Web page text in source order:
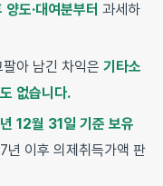
도·대여분부터 과세하
아 남긴 차익은 기타소
없습니다.
12월 31일 기준 보유
이후 의제취득가액 판